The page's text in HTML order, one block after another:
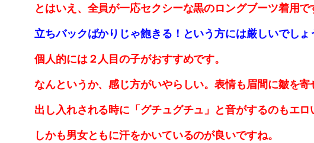
とはいえ、全員が一応セクシーな黒のロングブーツ着用
立ちバックばかりじゃ飽きる！という方には厳しいでし
個人的には２人目の子がおすすめです。
なんというか、感じ方がいやらしい。表情も眉間に皺を
出し入れされる時に「グチュグチュ」と音がするのもエロ
しかも男女ともに汗をかいているのが良いですね。